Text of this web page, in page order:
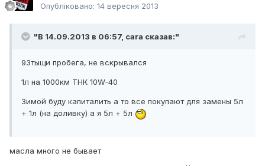
Опубліковано: 14 вересня 2013
"В 14.09.2013 в 06:57, cara сказав:"
93тыщи пробега, не вскрывался
1л на 1000км ТНК 10W-40
Зимой буду капиталить а то все покупают для замены 5л
+ 1л (на доливку) а я 5л + 5л
масла много не бывает